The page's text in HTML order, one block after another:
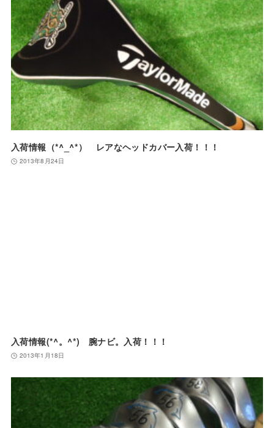
入荷情報（*^_^*） レアなヘッドカバー入荷！！！
2013年8月24日
入荷情報(*^。^*) 腕ナビ。入荷！！！
2013年1月18日